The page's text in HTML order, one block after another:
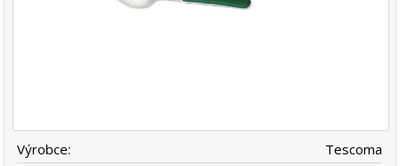
Výrobce:
Tescoma